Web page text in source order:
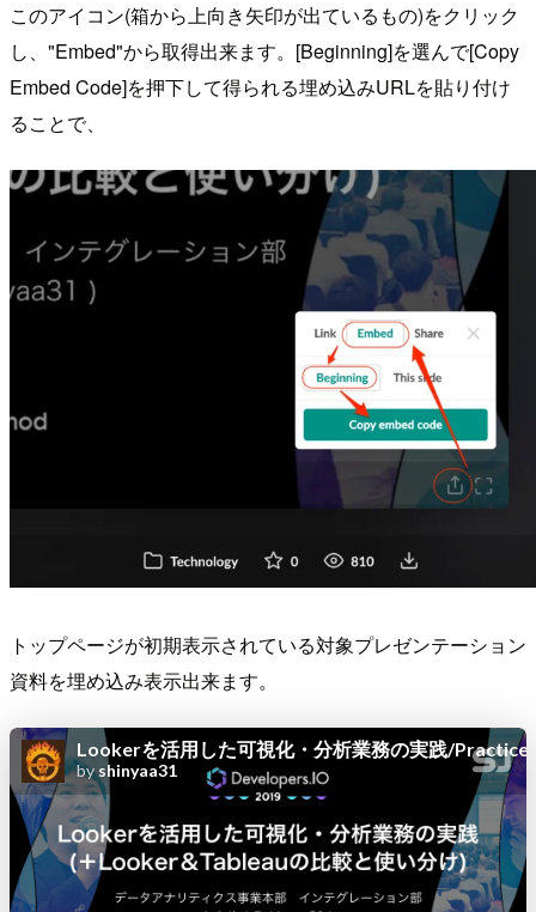
このアイコン(箱から上向き矢印が出ているもの)をクリック
し、"Embed"から取得出来ます。[Beginning]を選んで[Copy
Embed Code]を押下して得られる埋め込みURLを貼り付け
ることで、
トップページが初期表示されている対象プレゼンテーション
資料を埋め込み表示出来ます。